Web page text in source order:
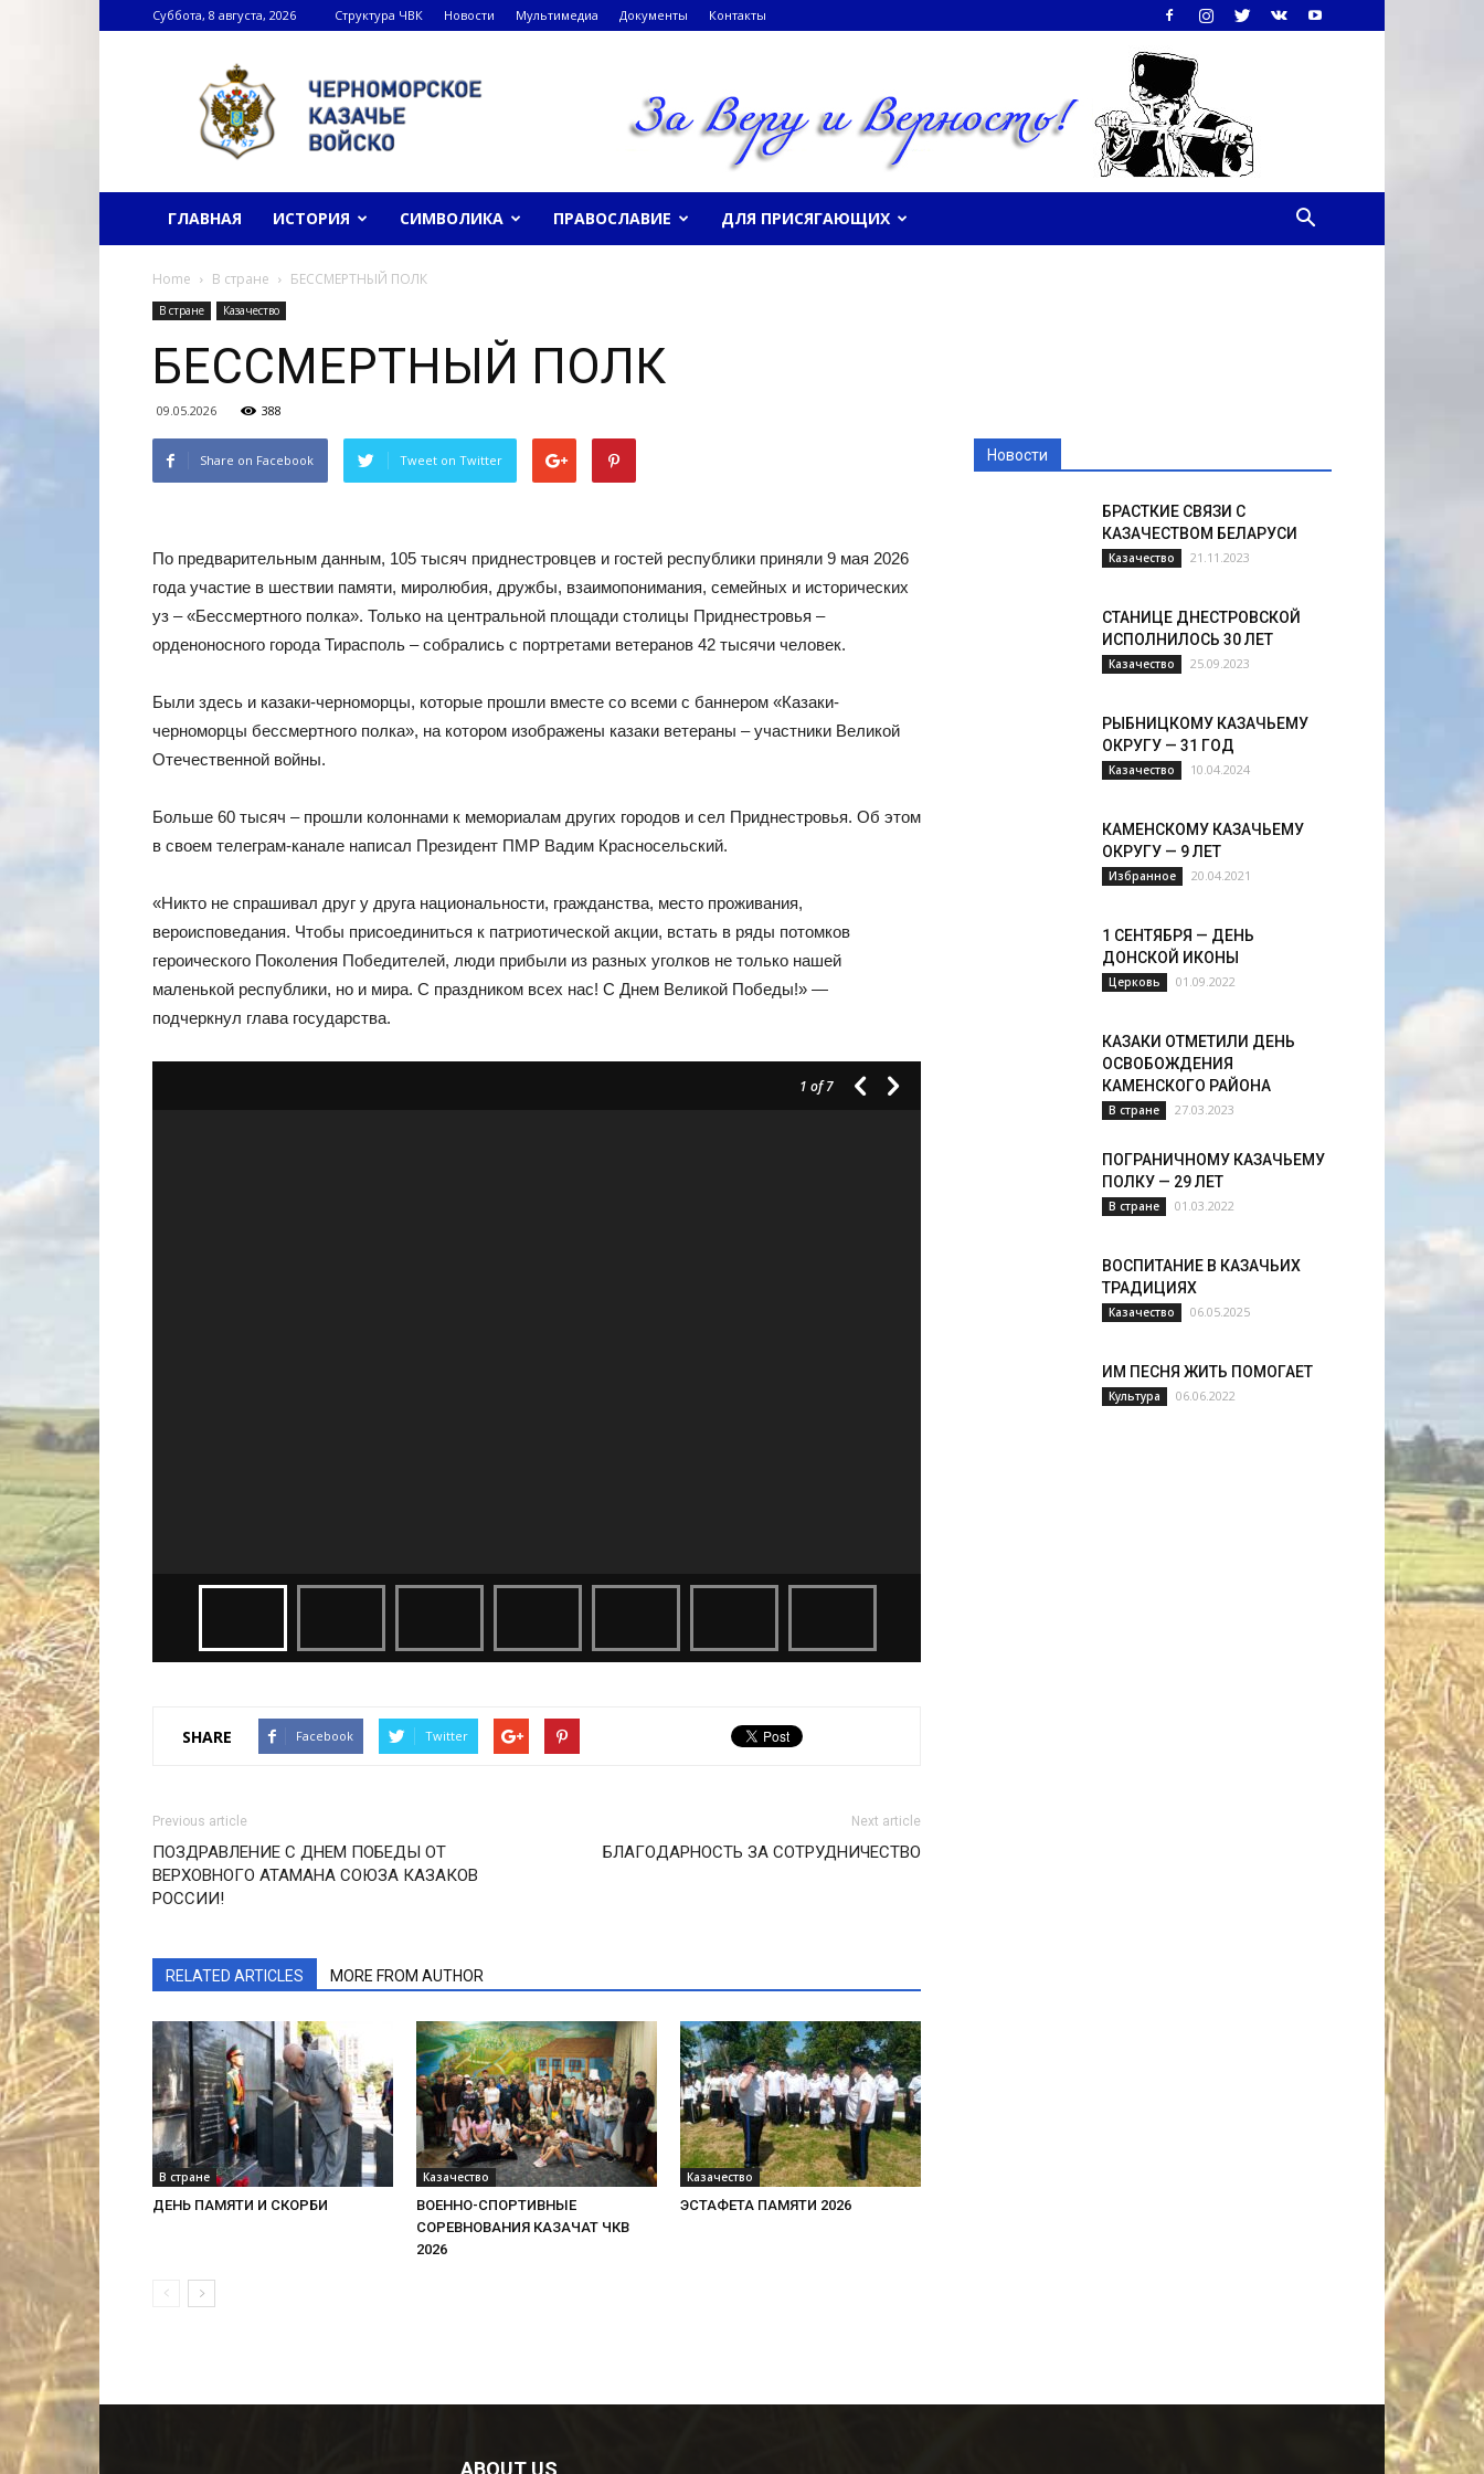
Суббота, 8 августа, 2026 Структура ЧВК Новости Мультимедиа Документы Контакты
Черноморское
казачье
войско
ГЛАВНАЯ ИСТОРИЯ СИМВОЛИКА ПРАВОСЛАВИЕ ДЛЯ ПРИСЯГАЮЩИХ
Home В стране БЕССМЕРТНЫЙ ПОЛК
В стране Казачество
БЕССМЕРТНЫЙ ПОЛК
09.05.2026 388
Share on Facebook Tweet on Twitter
По предварительным данным, 105 тысяч приднестровцев и гостей республики приняли 9 мая 2026
года участие в шествии памяти, миролюбия, дружбы, взаимопонимания, семейных и исторических
уз – «Бессмертного полка». Только на центральной площади столицы Приднестровья –
орденоносного города Тирасполь – собрались с портретами ветеранов 42 тысячи человек.
Были здесь и казаки-черноморцы, которые прошли вместе со всеми с баннером «Казаки-
черноморцы бессмертного полка», на котором изображены казаки ветераны – участники Великой
Отечественной войны.
Больше 60 тысяч – прошли колоннами к мемориалам других городов и сел Приднестровья. Об этом
в своем телеграм-канале написал Президент ПМР Вадим Красносельский.
«Никто не спрашивал друг у друга национальности, гражданства, место проживания,
вероисповедания. Чтобы присоединиться к патриотической акции, встать в ряды потомков
героического Поколения Победителей, люди прибыли из разных уголков не только нашей
маленькой республики, но и мира. С праздником всех нас! С Днем Великой Победы!» —
подчеркнул глава государства.
1 of 7
SHARE Facebook Twitter
Previous article
ПОЗДРАВЛЕНИЕ С ДНЕМ ПОБЕДЫ ОТ
ВЕРХОВНОГО АТАМАНА СОЮЗА КАЗАКОВ
РОССИИ!
Next article
БЛАГОДАРНОСТЬ ЗА СОТРУДНИЧЕСТВО
RELATED ARTICLES MORE FROM AUTHOR
В стране
ДЕНЬ ПАМЯТИ И СКОРБИ
Казачество
ВОЕННО-СПОРТИВНЫЕ
СОРЕВНОВАНИЯ КАЗАЧАТ ЧКВ
2026
Казачество
ЭСТАФЕТА ПАМЯТИ 2026
Новости
БРАСТКИЕ СВЯЗИ С
КАЗАЧЕСТВОМ БЕЛАРУСИ
Казачество 21.11.2023
СТАНИЦЕ ДНЕСТРОВСКОЙ
ИСПОЛНИЛОСЬ 30 ЛЕТ
Казачество 25.09.2023
РЫБНИЦКОМУ КАЗАЧЬЕМУ
ОКРУГУ — 31 ГОД
Казачество 10.04.2024
КАМЕНСКОМУ КАЗАЧЬЕМУ
ОКРУГУ — 9 ЛЕТ
Избранное 20.04.2021
1 СЕНТЯБРЯ — ДЕНЬ
ДОНСКОЙ ИКОНЫ
Церковь 01.09.2022
КАЗАКИ ОТМЕТИЛИ ДЕНЬ
ОСВОБОЖДЕНИЯ
КАМЕНСКОГО РАЙОНА
В стране 27.03.2023
ПОГРАНИЧНОМУ КАЗАЧЬЕМУ
ПОЛКУ — 29 ЛЕТ
В стране 01.03.2022
ВОСПИТАНИЕ В КАЗАЧЬИХ
ТРАДИЦИЯХ
Казачество 06.05.2025
ИМ ПЕСНЯ ЖИТЬ ПОМОГАЕТ
Культура 06.06.2022
ABOUT US